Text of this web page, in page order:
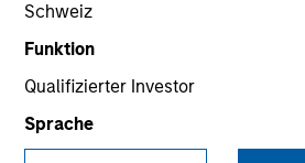
Schweiz
Funktion
Qualifizierter Investor
Sprache